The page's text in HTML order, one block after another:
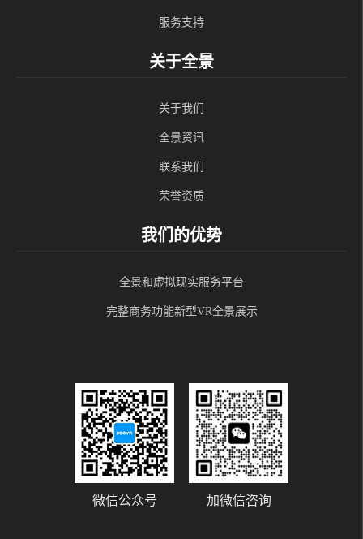
服务支持
关于全景
关于我们
全景资讯
联系我们
荣誉资质
我们的优势
全景和虚拟现实服务平台
完整商务功能新型VR全景展示
微信公众号 加微信咨询